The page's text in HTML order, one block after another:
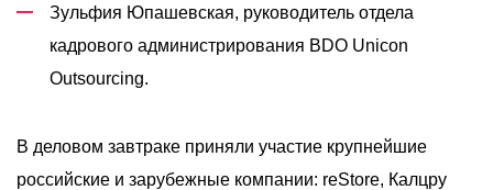
Зульфия Юпашевская, руководитель отдела
кадрового администрирования BDO Unicon
Outsourcing.
В деловом завтраке приняли участие крупнейшие
российские и зарубежные компании: reStore, Калцру